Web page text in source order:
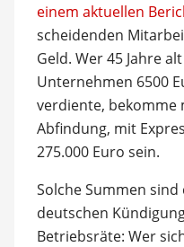
einem aktuellen
scheidenden
Geld. Wer 45 Jahre
Unternehmen 6500
verdiente, bekomme
Abfindung, mit
275.000 Euro sein.
Solche Summen
deutschen
Betriebsräte: Wer